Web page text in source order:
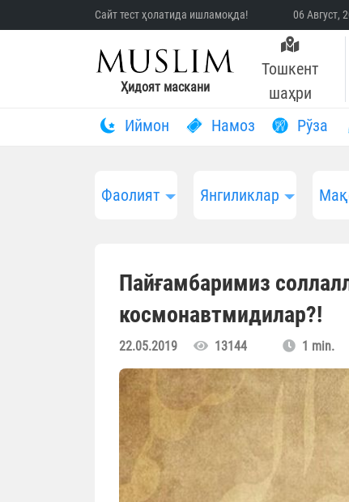
Сайт тест ҳолатида ишламоқда! 06 Август,
Ҳидоят маскани
Тошкент
шаҳри
Иймон Намоз Рўза
Фаолият Янгиликлар
Пайғамбаримиз
космонавтмидилар?!
22.05.2019 13144 1 min.